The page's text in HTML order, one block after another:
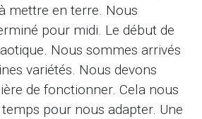
mettre en terre. Nous
pour midi. Le début de
Nous sommes arrivés
variétés. Nous devons
de fonctionner. Cela nous
pour nous adapter. Une